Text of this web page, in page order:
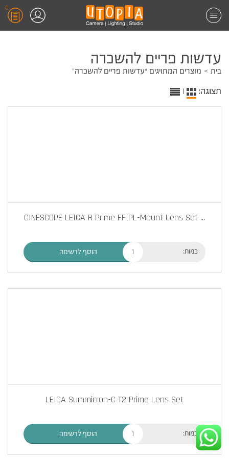
0
עדשות פריים להשכרה
בית מוצרים המתויגים “עדשות פריים להשכרה”
תצוגה: |
CINESCOPE LEICA R Prime FF PL-Mount Lens Set ...
כמות: הוסף לרשימה
LEICA Summicron-C T2 Prime Lens Set
כמות: הוסף לרשימה